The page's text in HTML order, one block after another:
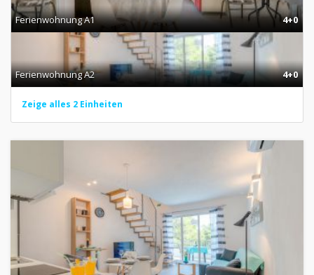
Ferienwohnung A1 4+0
Ferienwohnung A2 4+0
Zeige alles 2 Einheiten